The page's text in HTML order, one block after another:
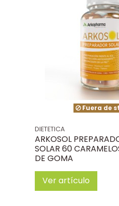
Fuera de
DIETETICA
ARKOSOL
SOLAR 60
DE GOMA
Ver artículo